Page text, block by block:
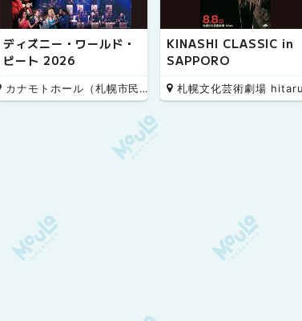
ディズニー・ワールド・
ビート 2026
カナモトホール（札幌市民ホール）
KINASHI CLASSIC in
SAPPORO
札幌文化芸術劇場